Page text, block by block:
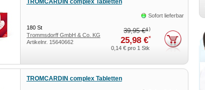
TROMCARDIN complex Tabletten
180 St
Trommsdorff GmbH & Co. KG
Artikelnr. 15640662
Sofort lieferbar
39,95 €4)
25,98 €*
0,14 € pro 1 Stk
TROMCARDIN complex Tabletten